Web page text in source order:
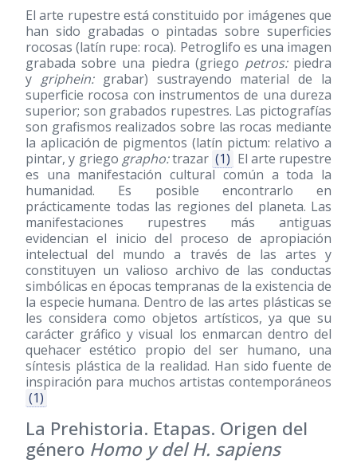
El arte rupestre está constituido por imágenes que
han sido grabadas o pintadas sobre superficies
rocosas (latín rupe: roca). Petroglifo es una imagen
grabada sobre una piedra (griego petros:piedra
y griphein:grabar) sustrayendo material de la
superficie rocosa con instrumentos de una dureza
superior; son grabados rupestres. Las pictografías
son grafismos realizados sobre las rocas mediante
la aplicación de pigmentos (latín pictum: relativo a
pintar, y griego grapho:trazar (1) El arte rupestre
es una manifestación cultural común a toda la
humanidad. Es posible encontrarlo en
prácticamente todas las regiones del planeta. Las
manifestaciones rupestres más antiguas
evidencian el inicio del proceso de apropiación
intelectual del mundo a través de las artes y
constituyen un valioso archivo de las conductas
simbólicas en épocas tempranas de la existencia de
la especie humana. Dentro de las artes plásticas se
les considera como objetos artísticos, ya que su
carácter gráfico y visual los enmarcan dentro del
quehacer estético propio del ser humano, una
síntesis plástica de la realidad. Han sido fuente de
inspiración para muchos artistas contemporáneos
(1)
La Prehistoria. Etapas. Origen del
género Homo y del H. sapiens